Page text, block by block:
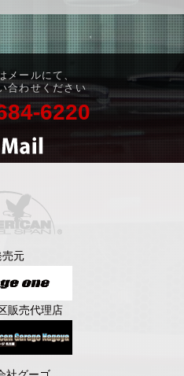
メールにて、
合わせください
6220
売元
販売代理店